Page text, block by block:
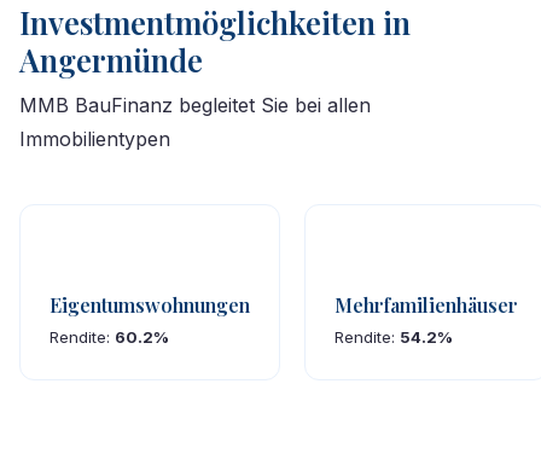
Investmentmöglichkeiten in
Angermünde
MMB BauFinanz begleitet Sie bei allen
Immobilientypen
Eigentumswohnungen
Rendite: 60.2%
Mehrfamilienhäuser
Rendite: 54.2%